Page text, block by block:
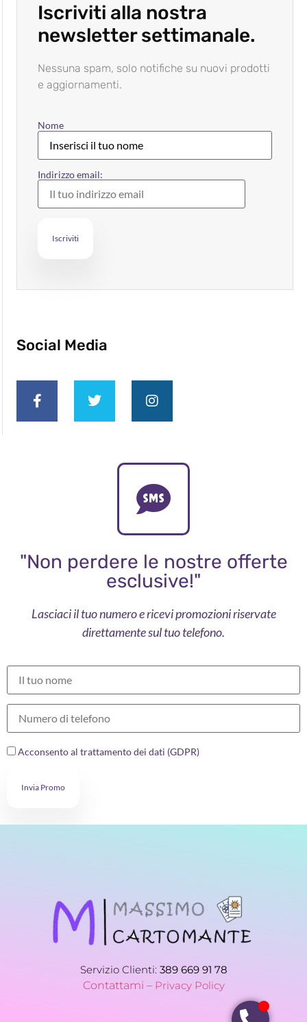
Iscriviti alla nostra
newsletter settimanale.
Nessuna spam, solo notifiche su nuovi prodotti
e aggiornamenti.
Nome
Indirizzo email:
Social Media
"Non perdere le nostre offerte
esclusive!"
Lasciaci il tuo numero e ricevi promozioni riservate
direttamente sul tuo telefono.
Acconsento al trattamento dei dati (GDPR)
Invia Promo
Servizio Clienti: 389 669 91 78
Contattami – Privacy Policy